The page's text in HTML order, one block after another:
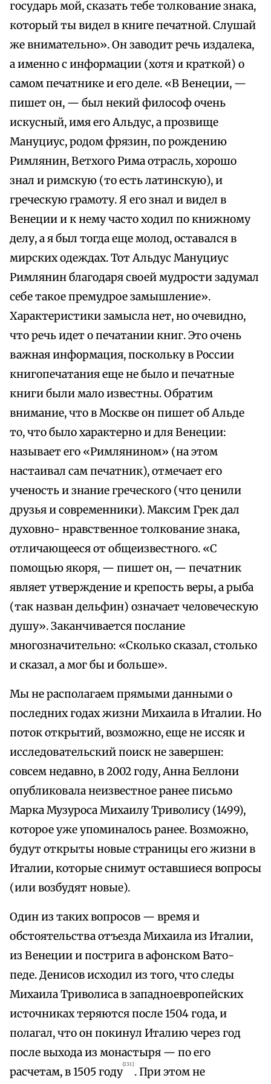
государь мой, сказать тебе толкование знака,
который ты видел в книге печатной. Слушай
же внимательно». Он заводит речь издалека,
а именно с информации (хотя и краткой) о
самом печатнике и его деле. «В Венеции, —
пишет он, — был некий философ очень
искусный, имя его Альдус, а прозвище
Мануциус, родом фрязин, по рождению
Римлянин, Ветхого Рима отрасль, хорошо
знал и римскую (то есть латинскую), и
греческую грамоту. Я его знал и видел в
Венеции и к нему часто ходил по книжному
делу, а я был тогда еще молод, оставался в
мирских одеждах. Тот Альдус Мануциус
Римлянин благодаря своей мудрости задумал
себе такое премудрое замышление».
Характеристики замысла нет, но очевидно,
что речь идет о печатании книг. Это очень
важная информация, поскольку в России
книгопечатания еще не было и печатные
книги были мало известны. Обратим
внимание, что в Москве он пишет об Альде
то, что было характерно и для Венеции:
называет его «Римлянином» (на этом
настаивал сам печатник), отмечает его
ученость и знание греческого (что ценили
друзья и современники). Максим Грек дал
духовно- нравственное толкование знака,
отличающееся от общеизвестного. «С
помощью якоря, — пишет он, — печатник
являет утверждение и крепость веры, а рыба
(так назван дельфин) означает человеческую
душу». Заканчивается послание
многозначительно: «Сколько сказал, столько
и сказал, а мог бы и больше».
Мы не располагаем прямыми данными о
последних годах жизни Михаила в Италии. Но
поток открытий, возможно, еще не иссяк и
исследовательский поиск не завершен:
совсем недавно, в 2002 году, Анна Беллони
опубликовала неизвестное ранее письмо
Марка Музуроса Михаилу Триволису (1499),
которое уже упоминалось ранее. Возможно,
будут открыты новые страницы его жизни в
Италии, которые снимут оставшиеся вопросы
(или возбудят новые).
Один из таких вопросов — время и
обстоятельства отъезда Михаила из Италии,
из Венеции и пострига в афонском Вато-
педе. Денисов исходил из того, что следы
Михаила Триволиса в западноевропейских
источниках теряются после 1504 года, и
полагал, что он покинул Италию через год
после выхода из монастыря — по его
расчетам, в 1505 году
{131}
. При этом не